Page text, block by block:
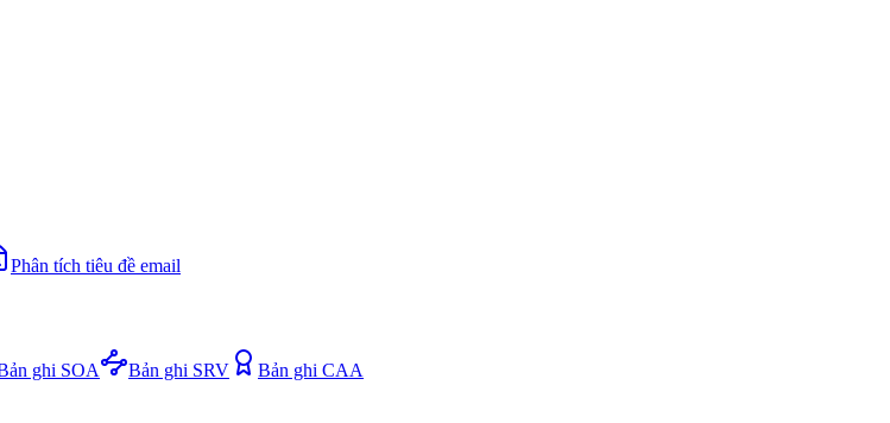
Phân tích tiêu đề email
ghi SOA Bản ghi SRV Bản ghi CAA